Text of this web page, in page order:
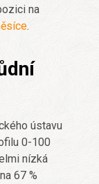
na
.
ústavu
0-100
nízká
67 %